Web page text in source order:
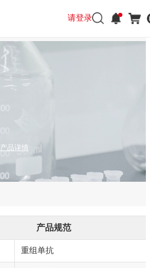
请登录
产品详情
产品规范
重组单抗
请登录